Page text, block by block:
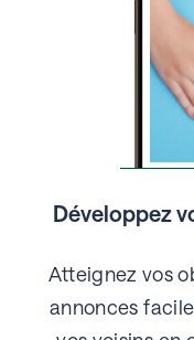
Développez
Atteignez vos
annonces